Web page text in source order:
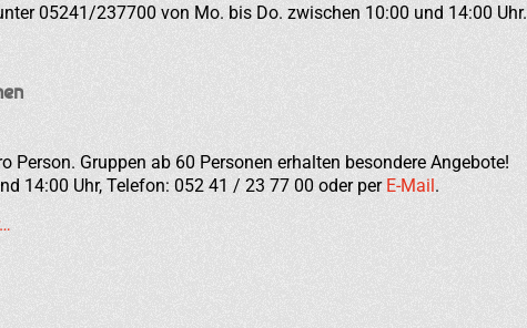
05241/237700 von Mo. bis Do. zwischen 10:00 und 14:00 Uhr.
Person. Gruppen ab 60 Personen erhalten besondere Angebote!
14:00 Uhr, Telefon: 052 41 / 23 77 00 oder per E-Mail .